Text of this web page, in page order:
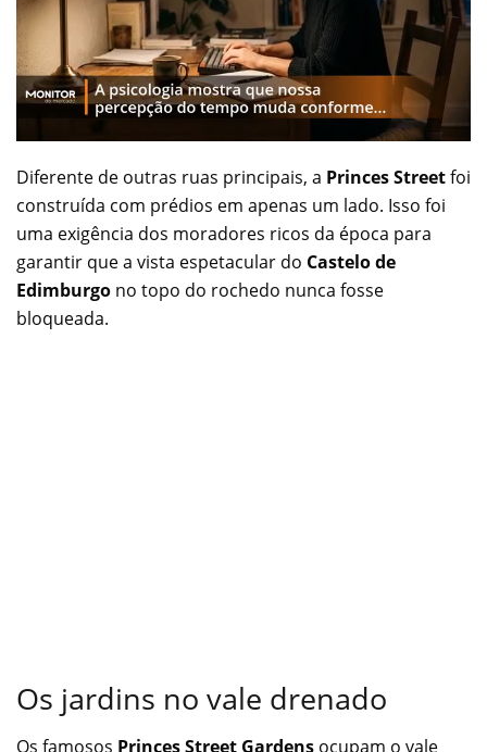
Diferente de outras ruas principais, a Princes Streetfoi
construída com prédios em apenas um lado. Isso foi
uma exigência dos moradores ricos da época para
garantir que a vista espetacular do Castelo de
Edimburgo no topo do rochedo nunca fosse
bloqueada.
Os jardins no vale drenado
Os famosos Princes Street Gardens ocupam o vale